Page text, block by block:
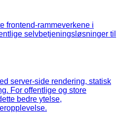
frontend-rammeverkene i
selvbetjeningsløsninger til
server-side rendering, statisk
For offentlige og store
bedre ytelse,